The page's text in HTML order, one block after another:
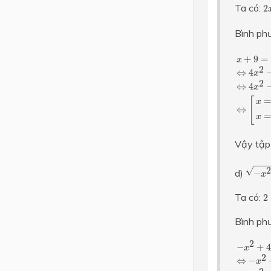
Ta có: 2
2
Bình
x + 9 =
⇔ 4x2
⇔ 4x2
⇔
x =
x =
Vậy tập
d) √−x2
x2+
Ta có: 2
2
Bình
−x2 + 4
⇔ −x2
2+